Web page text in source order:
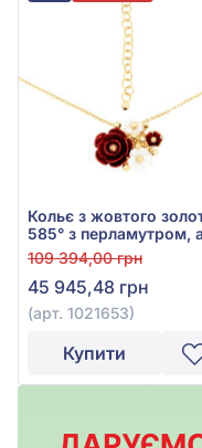
Кольє з жовтого
585° з перламутром,
1021653
109 394,00 грн
45 945,48 грн
(арт. 1021653)
Купити